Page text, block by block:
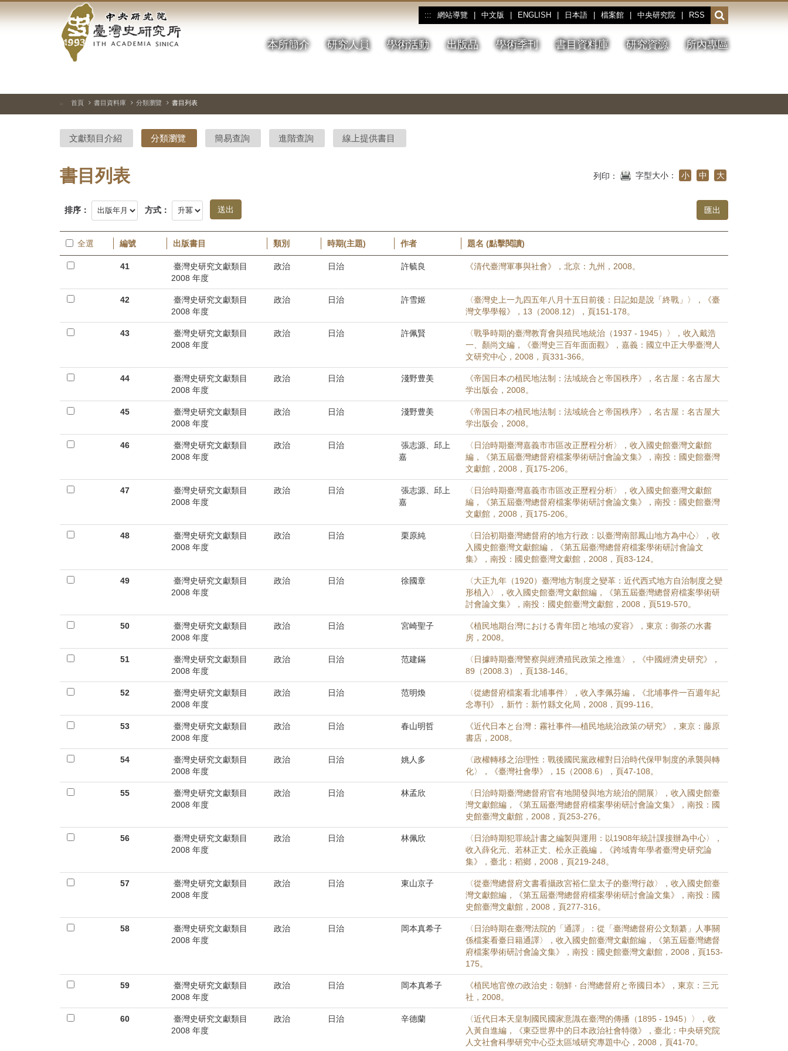
到
中
央
研
院-
臺
灣
史
究
所-
首
頁
::: 網站導覽 中文版 ENGLISH 日本語 檔案館 中央研究院 RSS
開
啟
或
收
本所簡介 研究人員 學術活動 出版品 學術季刊 書目資料庫 研究資源 所內專區
停、
圖
圖
結
::: 首頁 書目資料庫 分類瀏覽 書目列表
文獻類目介紹 分類瀏覽 簡易查詢 進階查詢 線上提供書目
書目列表 列印： 字型大小： 小 中 大
排序： 方式：
全選 編號 出版書目 類別 時期(主題) 作者 題名 (點擊閱讀)
41
臺灣史研究文獻類目
2008 年度
政治 日治 許毓良 《清代臺灣軍事與社會》，北京：九州，2008。
42
臺灣史研究文獻類目
2008 年度
政治 日治 許雪姬
〈臺灣史上一九四五年八月十五日前後：日記如是說「終戰」〉，《臺
灣文學學報》，13（2008.12），頁151-178。
43
臺灣史研究文獻類目
2008 年度
政治 日治 許佩賢
〈戰爭時期的臺灣教育會與殖民地統治（1937 - 1945）〉，收入戴浩
一、顏尚文編，《臺灣史三百年面面觀》，嘉義：國立中正大學臺灣人
文研究中心，2008，頁331-366。
44
臺灣史研究文獻類目
2008 年度
政治 日治 淺野豊美
《帝国日本の植民地法制：法域統合と帝国秩序》，名古屋：名古屋大
学出版会，2008。
45
臺灣史研究文獻類目
2008 年度
政治 日治 淺野豊美
《帝国日本の植民地法制：法域統合と帝国秩序》，名古屋：名古屋大
学出版会，2008。
46
臺灣史研究文獻類目
2008 年度
政治 日治
張志源、邱上
嘉
〈日治時期臺灣嘉義市市區改正歷程分析〉，收入國史館臺灣文獻館
編，《第五屆臺灣總督府檔案學術研討會論文集》，南投：國史館臺灣
文獻館，2008，頁175-206。
47
臺灣史研究文獻類目
2008 年度
政治 日治
張志源、邱上
嘉
〈日治時期臺灣嘉義市市區改正歷程分析〉，收入國史館臺灣文獻館
編，《第五屆臺灣總督府檔案學術研討會論文集》，南投：國史館臺灣
文獻館，2008，頁175-206。
48
臺灣史研究文獻類目
2008 年度
政治 日治 栗原純
〈日治初期臺灣總督府的地方行政：以臺灣南部鳳山地方為中心〉，收
入國史館臺灣文獻館編，《第五屆臺灣總督府檔案學術研討會論文
集》，南投：國史館臺灣文獻館，2008，頁83-124。
49
臺灣史研究文獻類目
2008 年度
政治 日治 徐國章
〈大正九年（1920）臺灣地方制度之變革：近代西式地方自治制度之變
形植入〉，收入國史館臺灣文獻館編，《第五屆臺灣總督府檔案學術研
討會論文集》，南投：國史館臺灣文獻館，2008，頁519-570。
50
臺灣史研究文獻類目
2008 年度
政治 日治 宮崎聖子
《植民地期台灣における青年団と地域の変容》，東京：御茶の水書
房，2008。
51
臺灣史研究文獻類目
2008 年度
政治 日治 范建鏋
〈日據時期臺灣警察與經濟殖民政策之推進〉，《中國經濟史研究》，
89（2008.3），頁138-146。
52
臺灣史研究文獻類目
2008 年度
政治 日治 范明煥
〈從總督府檔案看北埔事件〉，收入李佩芬編，《北埔事件一百週年紀
念專刊》，新竹：新竹縣文化局，2008，頁99-116。
53
臺灣史研究文獻類目
2008 年度
政治 日治 春山明哲
《近代日本と台灣：霧社事件—植民地統治政策の研究》，東京：藤原
書店，2008。
54
臺灣史研究文獻類目
2008 年度
政治 日治 姚人多
〈政權轉移之治理性：戰後國民黨政權對日治時代保甲制度的承襲與轉
化〉，《臺灣社會學》，15（2008.6），頁47-108。
55
臺灣史研究文獻類目
2008 年度
政治 日治 林孟欣
〈日治時期臺灣總督府官有地開發與地方統治的開展〉，收入國史館臺
灣文獻館編，《第五屆臺灣總督府檔案學術研討會論文集》，南投：國
史館臺灣文獻館，2008，頁253-276。
56
臺灣史研究文獻類目
2008 年度
政治 日治 林佩欣
〈日治時期犯罪統計書之編製與運用：以1908年統計課接辦為中心〉，
收入薛化元、若林正丈、松永正義編，《跨域青年學者臺灣史研究論
集》，臺北：稻鄉，2008，頁219-248。
57
臺灣史研究文獻類目
2008 年度
政治 日治 東山京子
〈從臺灣總督府文書看攝政宮裕仁皇太子的臺灣行啟〉，收入國史館臺
灣文獻館編，《第五屆臺灣總督府檔案學術研討會論文集》，南投：國
史館臺灣文獻館，2008，頁277-316。
58
臺灣史研究文獻類目
2008 年度
政治 日治 岡本真希子
〈日治時期在臺灣法院的「通譯」：從「臺灣總督府公文類纂」人事關
係檔案看臺日籍通譯〉，收入國史館臺灣文獻館編，《第五屆臺灣總督
府檔案學術研討會論文集》，南投：國史館臺灣文獻館，2008，頁153-
175。
59
臺灣史研究文獻類目
2008 年度
政治 日治 岡本真希子
《植民地官僚の政治史：朝鮮 ‧ 台灣總督府と帝國日本》，東京：三元
社，2008。
60
臺灣史研究文獻類目
2008 年度
政治 日治 辛德蘭
〈近代日本天皇制國民國家意識在臺灣的傳播（1895 - 1945）〉，收
入黃自進編，《東亞世界中的日本政治社會特徵》，臺北：中央研究院
人文社會科學研究中心亞太區域研究專題中心，2008，頁41-70。